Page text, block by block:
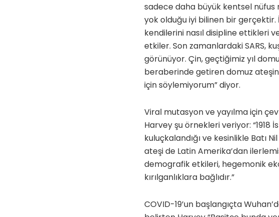
sadece daha büyük kentsel
yok olduğu iyi bilinen bir
kendilerini nasıl disipline ettikleri
etkiler. Son zamanlardaki SARS,
görünüyor. Çin, geçtiğimiz yıl
beraberinde getiren domuz
için söylemiyorum” diyor.
Viral mutasyon ve yayılma için
Harvey şu örnekleri veriyor: “1918
kuluçkalandığı ve kesinlikle Batı
ateşi de Latin Amerika’dan
demografik etkileri, hegemonik
kırılganlıklara bağlıdır.”
COVID-19’un başlangıçta